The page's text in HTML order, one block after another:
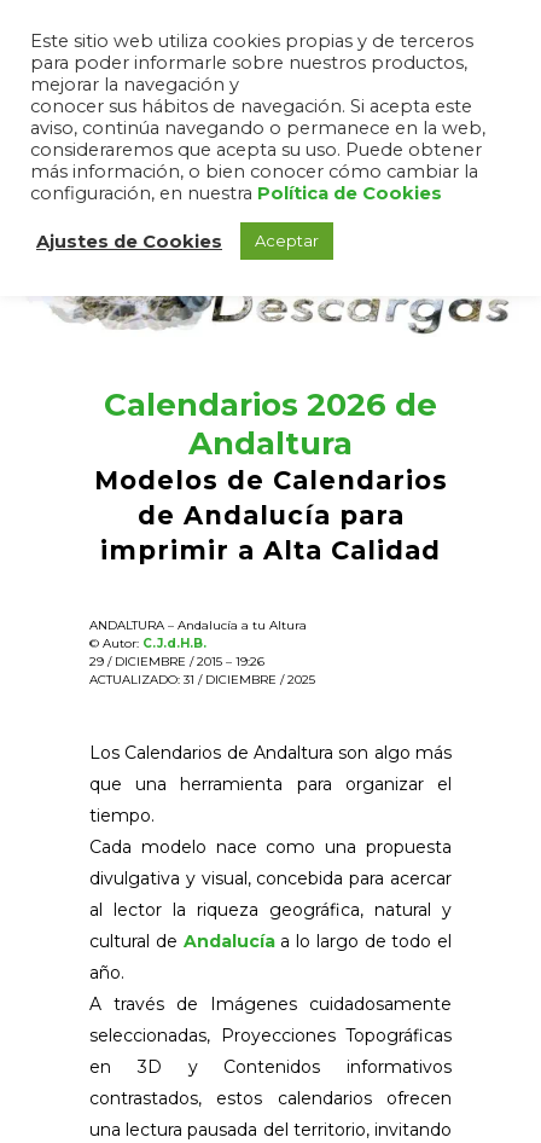
Calendarios 2026 de
Andaltura
Modelos de Calendarios
de Andalucía para
imprimir a Alta Calidad
ANDALTURA – Andalucía a tu Altura
© Autor: C.J.d.H.B.
29 / DICIEMBRE / 2015 – 19:26
ACTUALIZADO: 31 / DICIEMBRE / 2025
Los Calendarios de Andaltura son algo más
que una herramienta para organizar el
tiempo.
Cada modelo nace como una propuesta
divulgativa y visual, concebida para acercar
al lector la riqueza geográfica, natural y
cultural de Andalucíaa lo largo de todo el
año.
A través de Imágenes cuidadosamente
seleccionadas, Proyecciones Topográficas
en 3D y Contenidos informativos
contrastados, estos calendarios ofrecen
una lectura pausada del territorio, invitando
Este sitio web utiliza cookies propias y de terceros
para poder informarle sobre nuestros productos,
mejorar la navegación y
conocer sus hábitos de navegación. Si acepta este
aviso, continúa navegando o permanece en la web,
consideraremos que acepta su uso. Puede obtener
más información, o bien conocer cómo cambiar la
configuración, en nuestra Política de Cookies
Ajustes de Cookies Aceptar